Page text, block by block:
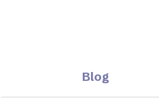
Blog